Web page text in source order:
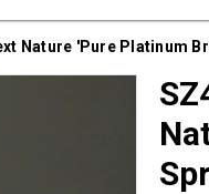
Nature 'Pure Platinum